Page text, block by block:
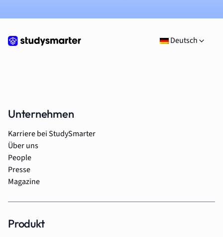
Deutsch
Unternehmen
Karriere bei StudySmarter
Über uns
People
Presse
Magazine
Produkt